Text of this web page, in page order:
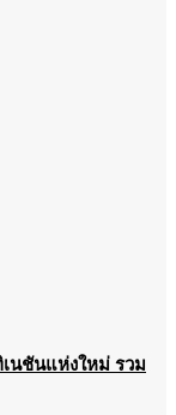
นชันแห่งใหม่ รวม